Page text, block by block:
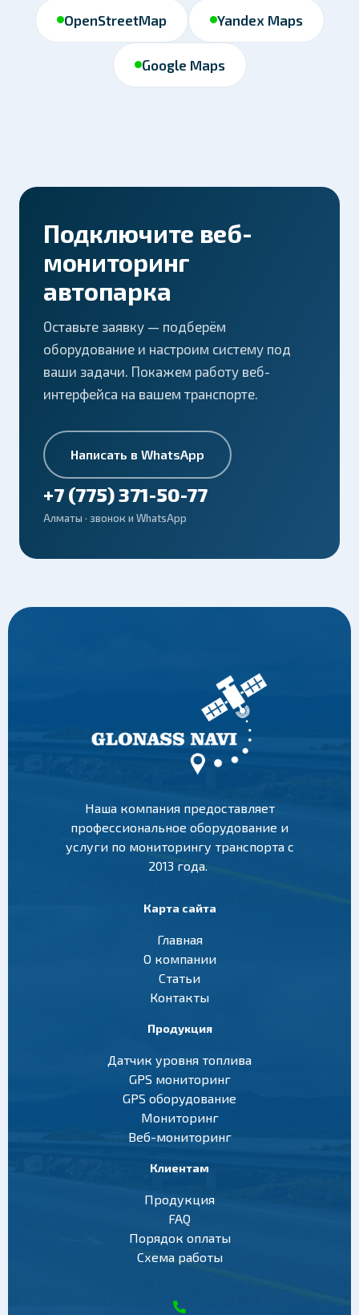
OpenStreetMap Yandex Maps
Google Maps
Подключите веб-
мониторинг
автопарка
Оставьте заявку — подберём
оборудование и настроим систему под
ваши задачи. Покажем работу веб-
интерфейса на вашем транспорте.
Написать в WhatsApp
+7 (775) 371-50-77
Алматы · звонок и WhatsApp
Наша компания предоставляет
профессиональное оборудование и
услуги по мониторингу транспорта с
2013 года.
Карта сайта
Главная
О компании
Статьи
Контакты
Продукция
Датчик уровня топлива
GPS мониторинг
GPS оборудование
Мониторинг
Веб-мониторинг
Клиентам
Продукция
FAQ
Порядок оплаты
Схема работы